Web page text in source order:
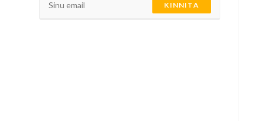
KINNITA